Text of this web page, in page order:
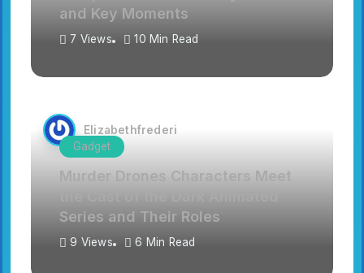
and Key Moments
7 Views 10 Min Read
Elizabethfrederi
Gadget
Murder Drones Characters Meet
Series and Their Roles
9 Views 6 Min Read